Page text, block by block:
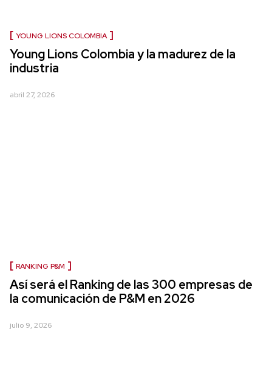
YOUNG LIONS COLOMBIA
Young Lions Colombia y la madurez de la
industria
abril 27, 2026
RANKING P&M
Así será el Ranking de las 300 empresas de
la comunicación de P&M en 2026
julio 9, 2026